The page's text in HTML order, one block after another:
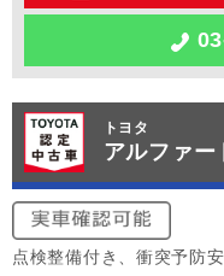
トヨタ
アルファー
点検整備付き、衝突予防